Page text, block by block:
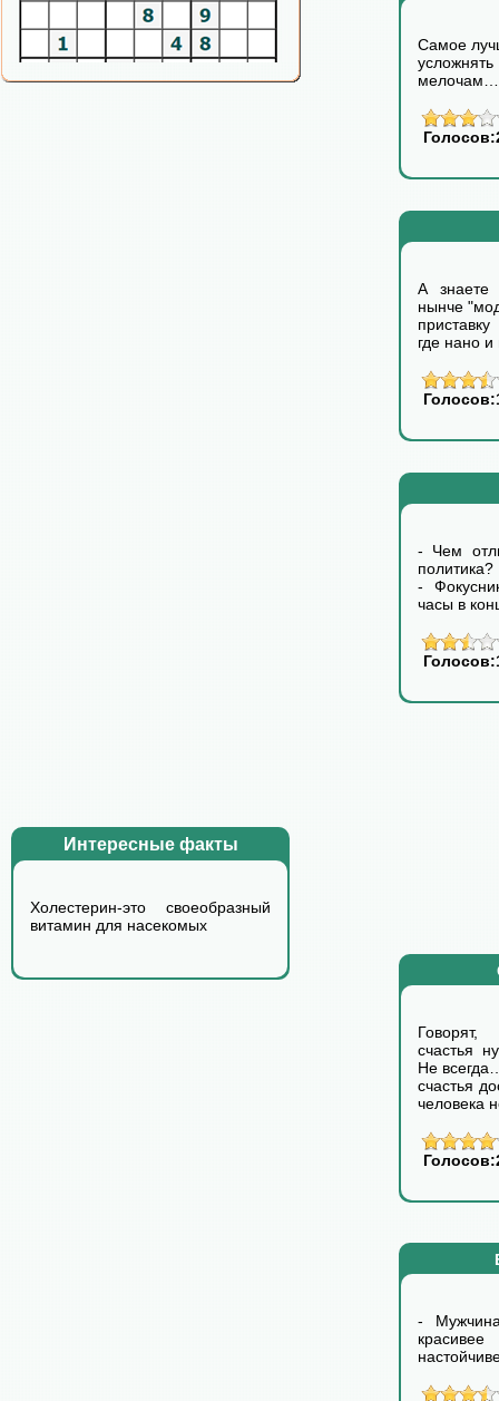
Интересные факты
Холестерин-это своеобразный
витамин для насекомых
Самое
мелочам…
А знаете
нынче
где нано
- Чем
политика?
-
часы в
счастья
Не
счастья
человека
-